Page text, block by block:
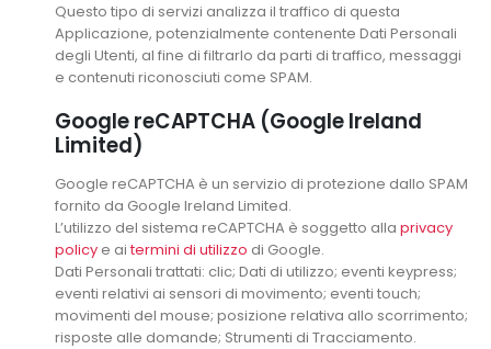
Questo tipo di servizi analizza il traffico di questa
Applicazione, potenzialmente contenente Dati Personali
degli Utenti, al fine di filtrarlo da parti di traffico, messaggi
e contenuti riconosciuti come SPAM.
Google reCAPTCHA (Google Ireland
Limited)
Google reCAPTCHA è un servizio di protezione dallo SPAM
fornito da Google Ireland Limited.
L’utilizzo del sistema reCAPTCHA è soggetto alla privacy
policye aitermini di utilizzo di Google.
Dati Personali trattati: clic; Dati di utilizzo; eventi keypress;
eventi relativi ai sensori di movimento; eventi touch;
movimenti del mouse; posizione relativa allo scorrimento;
risposte alle domande; Strumenti di Tracciamento.